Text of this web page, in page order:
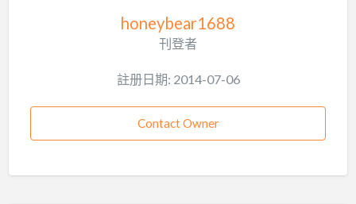
honeybear1688
刊登者
註册日期: 2014-07-06
Contact Owner